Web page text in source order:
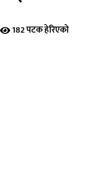
182 पटक हेरिएको